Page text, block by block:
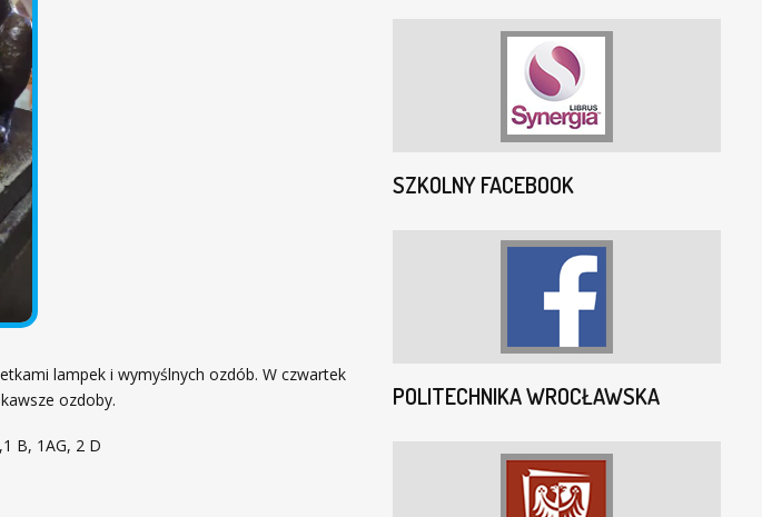
lampek i wymyślnych ozdób. W czwartek
ozdoby.
B, 1AG, 2 D
SZKOLNY FACEBOOK
POLITECHNIKA WROCŁAWSKA